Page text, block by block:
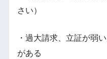
さい）
・過大請求、立証が弱
がある